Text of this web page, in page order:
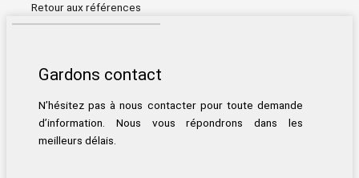
Retour aux références
Gardons contact
N’hésitez pas à nous contacter pour toute demande
d’information. Nous vous répondrons dans les
meilleurs délais.